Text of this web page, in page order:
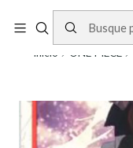
Inicio ONE PIECE